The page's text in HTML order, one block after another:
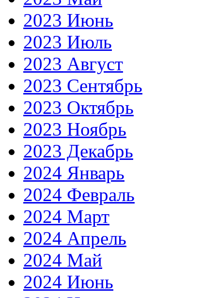
2023 Июнь
2023 Июль
2023 Август
2023 Сентябрь
2023 Октябрь
2023 Ноябрь
2023 Декабрь
2024 Январь
2024 Февраль
2024 Март
2024 Апрель
2024 Май
2024 Июнь